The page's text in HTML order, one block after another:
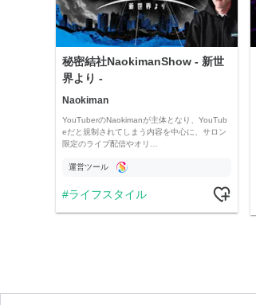
秘密結社NaokimanShow - 新世
界より -
Naokiman
YouTuberのNaokimanが主体となり、YouTub
eだと規制されてしまう内容を中心に、サロン
限定のライブ配信やオリ…
運営ツール
ライフスタイル